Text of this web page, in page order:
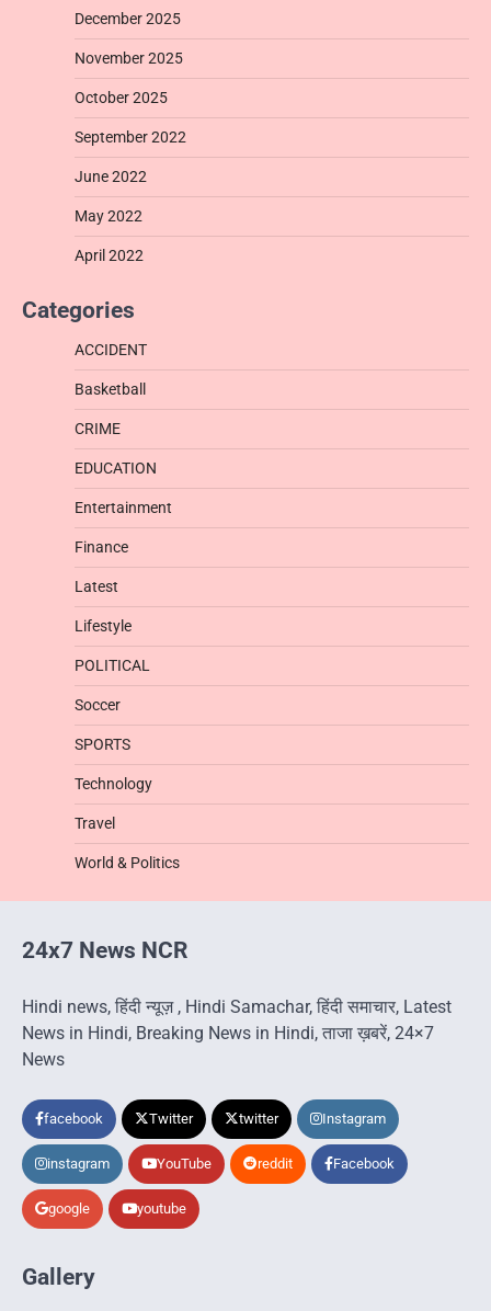
December 2025
November 2025
October 2025
September 2022
June 2022
May 2022
April 2022
Categories
ACCIDENT
Basketball
CRIME
EDUCATION
Entertainment
Finance
Latest
Lifestyle
POLITICAL
Soccer
SPORTS
Technology
Travel
World & Politics
24x7 News NCR
Hindi news, हिंदी न्यूज़ , Hindi Samachar, हिंदी समाचार, Latest
News in Hindi, Breaking News in Hindi, ताजा ख़बरें, 24×7
News
facebook Twitter twitter Instagram
instagram YouTube reddit Facebook
google youtube
Gallery